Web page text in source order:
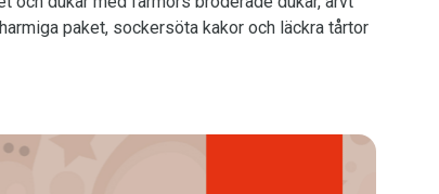
paket, sockersöta kakor och läckra tårtor